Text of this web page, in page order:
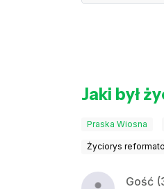
Jaki był
Praska Wiosna
Życiorys
Gość